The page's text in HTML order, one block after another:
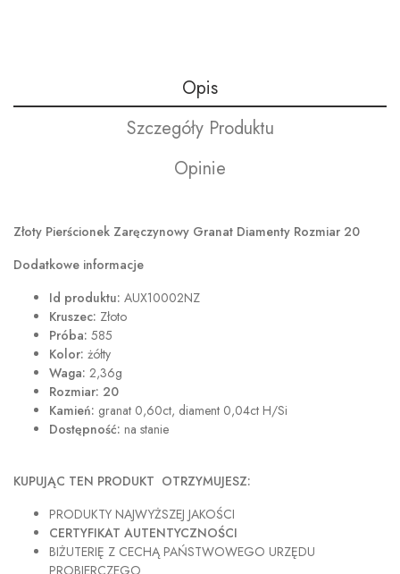
Opis
Szczegóły Produktu
Opinie
Złoty Pierścionek Zaręczynowy Granat Diamenty Rozmiar 20
Dodatkowe informacje
Id produktu: AUX10002NZ
Kruszec: Złoto
Próba: 585
Kolor: żółty
Waga: 2,36g
Rozmiar: 20
Kamień: granat 0,60ct, diament 0,04ct H/Si
Dostępność: na stanie
KUPUJĄC TEN PRODUKT OTRZYMUJESZ:
PRODUKTY NAJWYŻSZEJ JAKOŚCI
CERTYFIKAT AUTENTYCZNOŚCI
BIŻUTERIĘ Z CECHĄ PAŃSTWOWEGO URZĘDU
PROBIERCZEGO